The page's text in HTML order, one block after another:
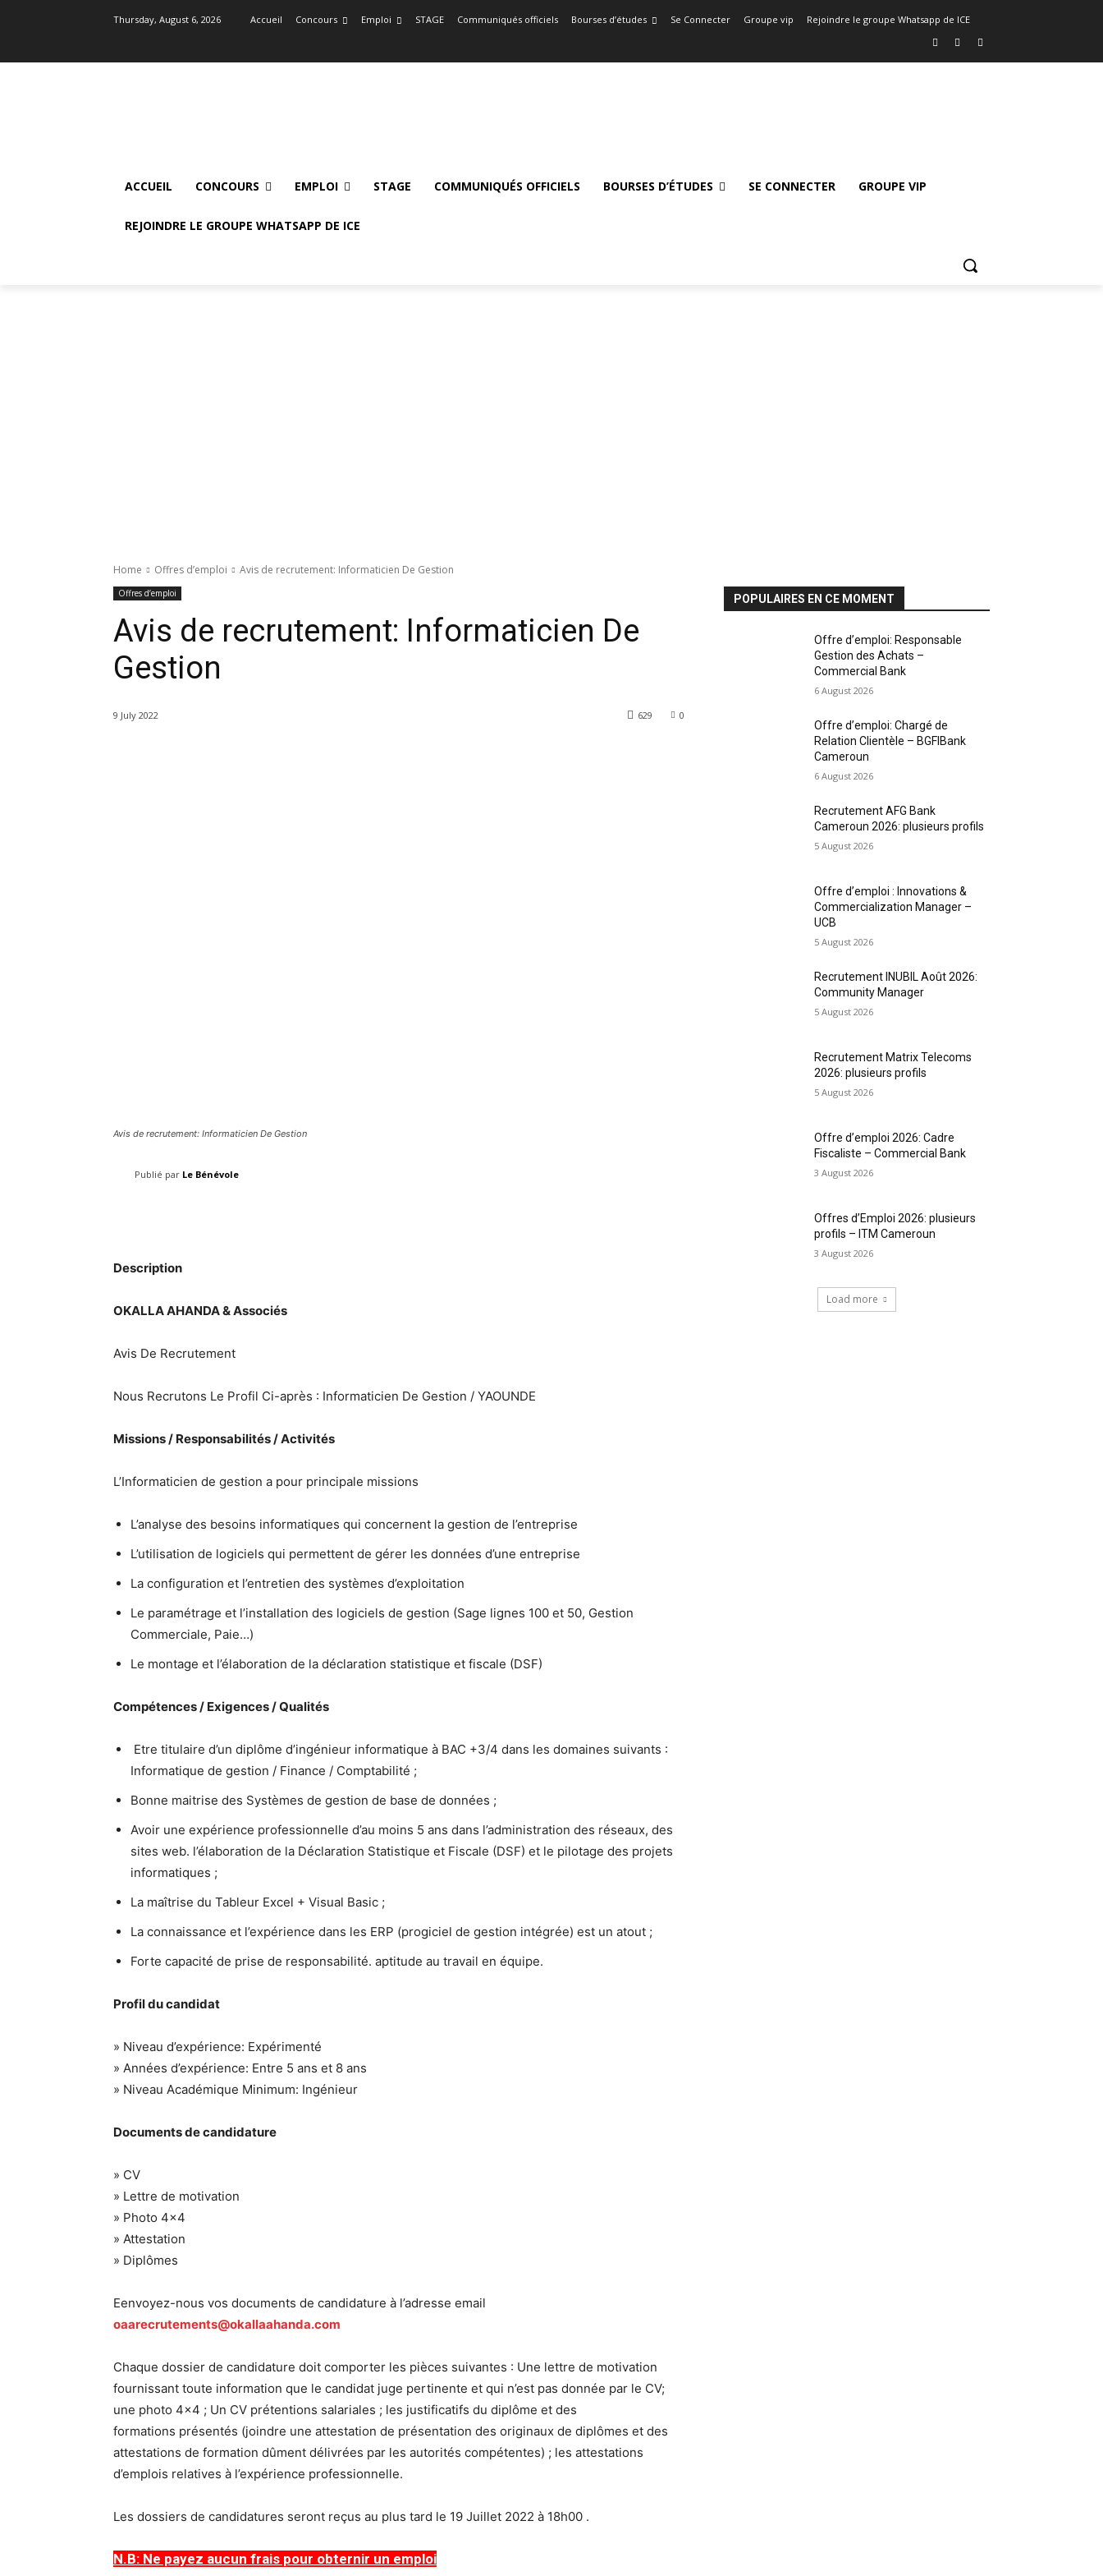
Thursday, August 6, 2026 Accueil Concours Emploi STAGE Communiqués officiels Bourses d’études Se Connecter Groupe vip Rejoindre le groupe Whatsapp de ICE
ACCUEIL CONCOURS EMPLOI STAGE COMMUNIQUÉS OFFICIELS BOURSES D’ÉTUDES SE CONNECTER GROUPE VIP
REJOINDRE LE GROUPE WHATSAPP DE ICE
Home Offres d’emploi Avis de recrutement: Informaticien De Gestion
Offres d’emploi
Avis de recrutement: Informaticien De
Gestion
9 July 2022 0
629
Avis de recrutement: Informaticien De Gestion
Publié par Le Bénévole
Description
OKALLA AHANDA & Associés
Avis De Recrutement
Nous Recrutons Le Profil Ci-après : Informaticien De Gestion / YAOUNDE
Missions / Responsabilités / Activités
L’Informaticien de gestion a pour principale missions
L’analyse des besoins informatiques qui concernent la gestion de l’entreprise
L’utilisation de logiciels qui permettent de gérer les données d’une entreprise
La configuration et l’entretien des systèmes d’exploitation
Le paramétrage et l’installation des logiciels de gestion (Sage lignes 100 et 50, Gestion
Commerciale, Paie…)
Le montage et l’élaboration de la déclaration statistique et fiscale (DSF)
Compétences / Exigences / Qualités
Etre titulaire d’un diplôme d’ingénieur informatique à BAC +3/4 dans les domaines suivants :
Informatique de gestion / Finance / Comptabilité ;
Bonne maitrise des Systèmes de gestion de base de données ;
Avoir une expérience professionnelle d’au moins 5 ans dans l’administration des réseaux, des
sites web. l’élaboration de la Déclaration Statistique et Fiscale (DSF) et le pilotage des projets
informatiques ;
La maîtrise du Tableur Excel + Visual Basic ;
La connaissance et l’expérience dans les ERP (progiciel de gestion intégrée) est un atout ;
Forte capacité de prise de responsabilité. aptitude au travail en équipe.
Profil du candidat
» Niveau d’expérience: Expérimenté
» Années d’expérience: Entre 5 ans et 8 ans
» Niveau Académique Minimum: Ingénieur
Documents de candidature
» CV
» Lettre de motivation
» Photo 4×4
» Attestation
» Diplômes
Eenvoyez-nous vos documents de candidature à l’adresse email
oaarecrutements@okallaahanda.com
Chaque dossier de candidature doit comporter les pièces suivantes : Une lettre de motivation
fournissant toute information que le candidat juge pertinente et qui n’est pas donnée par le CV;
une photo 4×4 ; Un CV prétentions salariales ; les justificatifs du diplôme et des
formations présentés (joindre une attestation de présentation des originaux de diplômes et des
attestations de formation dûment délivrées par les autorités compétentes) ; les attestations
d’emplois relatives à l’expérience professionnelle.
Les dossiers de candidatures seront reçus au plus tard le 19 Juillet 2022 à 18h00 .
N.B: Ne payez aucun frais pour obternir un emploi
POPULAIRES EN CE MOMENT
Offre d’emploi: Responsable
Gestion des Achats –
Commercial Bank
6 August 2026
Offre d’emploi: Chargé de
Relation Clientèle – BGFIBank
Cameroun
6 August 2026
Recrutement AFG Bank
Cameroun 2026: plusieurs profils
5 August 2026
Offre d’emploi : Innovations &
Commercialization Manager –
UCB
5 August 2026
Recrutement INUBIL Août 2026:
Community Manager
5 August 2026
Recrutement Matrix Telecoms
2026: plusieurs profils
5 August 2026
Offre d’emploi 2026: Cadre
Fiscaliste – Commercial Bank
3 August 2026
Offres d’Emploi 2026: plusieurs
profils – ITM Cameroun
3 August 2026
Load more